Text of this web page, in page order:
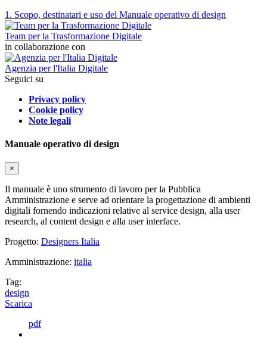
1. Scopo, destinatari e uso del Manuale operativo di design
Team per la Trasformazione Digitale
in collaborazione con
Agenzia per l'Italia Digitale
Seguici su
Privacy policy
Cookie policy
Note legali
Manuale operativo di design
×
Il manuale è uno strumento di lavoro per la Pubblica
Amministrazione e serve ad orientare la progettazione di ambienti
digitali fornendo indicazioni relative al service design, alla user
research, al content design e alla user interface.
Progetto: Designers Italia
Amministrazione: italia
Tag:
design
Scarica
pdf